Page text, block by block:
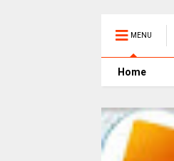
MENU
Home